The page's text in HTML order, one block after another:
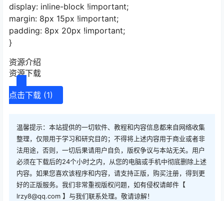
display: inline-block !important;
margin: 8px 15px !important;
padding: 8px 20px !important;
}
资源介绍
资源下载
点击下载 (1)
温馨提示：本站提供的一切软件、教程和内容信息都来自网络收集
整理，仅限用于学习和研究目的；不得将上述内容用于商业或者非
法用途，否则，一切后果请用户自负，版权争议与本站无关。用户
必须在下载后的24个小时之内，从您的电脑或手机中彻底删除上述
内容。如果您喜欢该程序和内容，请支持正版，购买注册，得到更
好的正版服务。我们非常重视版权问题，如有侵权请邮件【
lrzy8@qq.com 】与我们联系处理。敬请谅解！